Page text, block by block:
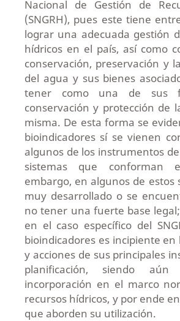
Nacional de Gestión de
(SNGRH), pues este tiene
lograr una adecuada gestión
hídricos en el país, así como
conservación, preservación y
del agua y sus bienes
tener como una de sus
conservación y protección de
misma. De esta forma se
bioindicadores sí se vienen
algunos de los instrumentos
sistemas que conforman
embargo, en algunos de estos
muy desarrollado o se
no tener una fuerte base
en el caso específico del
bioindicadores es incipiente en
y acciones de sus principales
planificación, siendo
incorporación en el marco
recursos hídricos, y por ende
que aborden su utilización.